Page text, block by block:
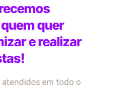
quer
e realizar
em todo o